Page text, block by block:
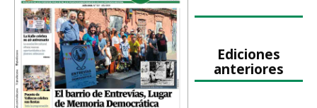
Ediciones
anteriores